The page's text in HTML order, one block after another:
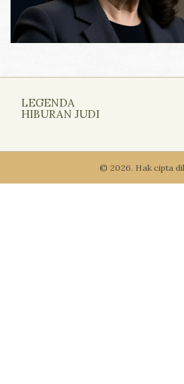
LEGENDA
HIBURAN JUDI
© 2026. Hak cipta